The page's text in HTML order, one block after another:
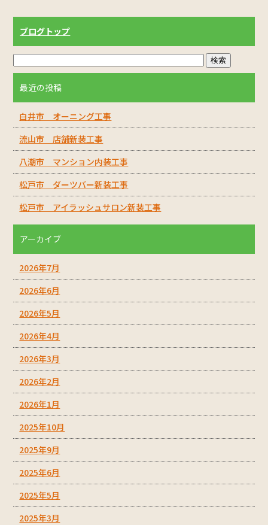
ブログトップ
最近の投稿
白井市 オーニング工事
流山市 店舗新装工事
八潮市 マンション内装工事
松戸市 ダーツバー新装工事
松戸市 アイラッシュサロン新装工事
アーカイブ
2026年7月
2026年6月
2026年5月
2026年4月
2026年3月
2026年2月
2026年1月
2025年10月
2025年9月
2025年6月
2025年5月
2025年3月